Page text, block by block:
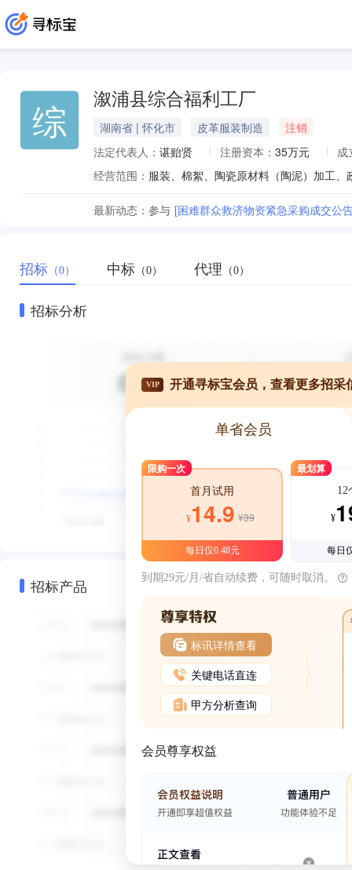
综 溆浦县综合福利工厂
湖南省 | 怀化市 皮革服装制造
注销
法定代表人： 谌贻贤 注册资本： 35万元
成
经营范围：
最新动态： 参与 [困难群众救济物资紧急采购成交公
招标 （0） 中标 （0） 代理 （0）
招标分析
招标产品
VIP 开通寻标宝会员，查看更多招采
单省会员
限购一次
首月试用
¥14.9 ¥39
每日仅0.48元
最划算
12
¥
每日
到期29元/月/省自动续费，可随时取消。
标讯详情查看
关键电话直连
甲方分析查询
会员尊享权益